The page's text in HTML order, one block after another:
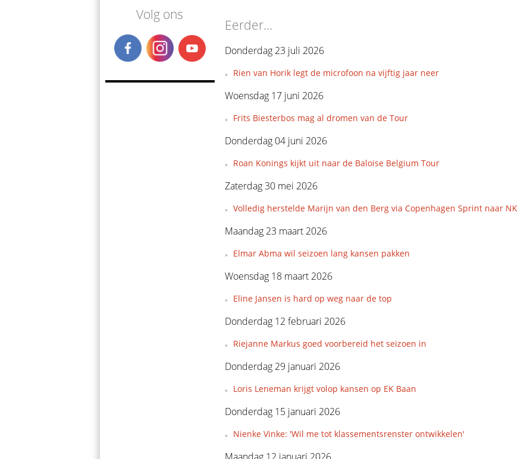
Volg ons
Eerder...
Donderdag 23 juli 2026
Rien van Horik legt de microfoon na vijftig jaar neer
Woensdag 17 juni 2026
Frits Biesterbos mag al dromen van de Tour
Donderdag 04 juni 2026
Roan Konings kijkt uit naar de Baloise Belgium Tour
Zaterdag 30 mei 2026
Volledig herstelde Marijn van den Berg via Copenhagen Sprint naar NK
Maandag 23 maart 2026
Elmar Abma wil seizoen lang kansen pakken
Woensdag 18 maart 2026
Eline Jansen is hard op weg naar de top
Donderdag 12 februari 2026
Riejanne Markus goed voorbereid het seizoen in
Donderdag 29 januari 2026
Loris Leneman krijgt volop kansen op EK Baan
Donderdag 15 januari 2026
Nienke Vinke: 'Wil me tot klassementsrenster ontwikkelen'